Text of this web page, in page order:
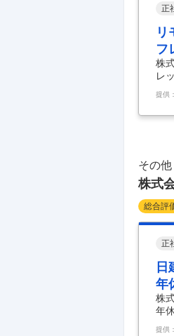
正
リ
フ
株
レ
ト
ア
ス
タ
提供
その
株式
総合評
正
日
年
株
年
イ
提供